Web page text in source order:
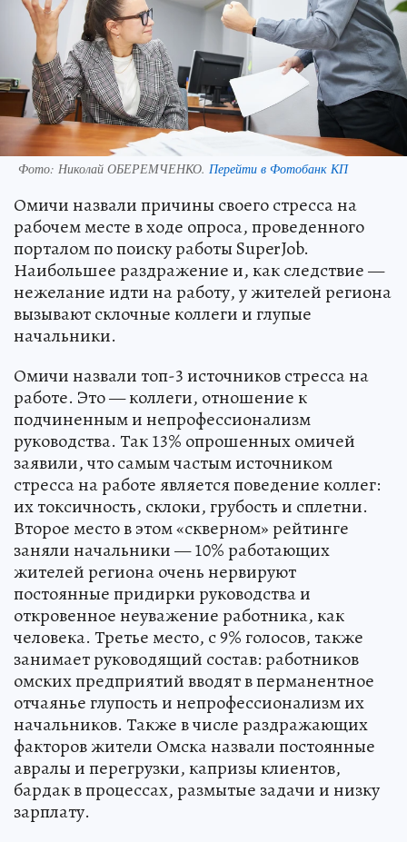
Фото: Николай ОБЕРЕМЧЕНКО. Перейти в Фотобанк КП
Омичи назвали причины своего стресса на
рабочем месте в ходе опроса, проведенного
порталом по поиску работы SuperJob.
Наибольшее раздражение и, как следствие —
нежелание идти на работу, у жителей региона
вызывают склочные коллеги и глупые
начальники.
Омичи назвали топ-3 источников стресса на
работе. Это — коллеги, отношение к
подчиненным и непрофессионализм
руководства. Так 13% опрошенных омичей
заявили, что самым частым источником
стресса на работе является поведение коллег:
их токсичность, склоки, грубость и сплетни.
Второе место в этом «скверном» рейтинге
заняли начальники — 10% работающих
жителей региона очень нервируют
постоянные придирки руководства и
откровенное неуважение работника, как
человека. Третье место, с 9% голосов, также
занимает руководящий состав: работников
омских предприятий вводят в перманентное
отчаянье глупость и непрофессионализм их
начальников. Также в числе раздражающих
факторов жители Омска назвали постоянные
авралы и перегрузки, капризы клиентов,
бардак в процессах, размытые задачи и низку
зарплату.